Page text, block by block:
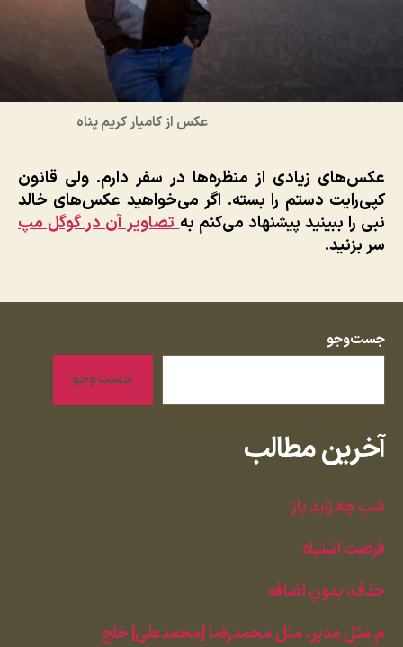
عکس از کامیار کریم پناه
عکس‌های زیادی از منظره‌ها در سفر دارم. ولی قانون
کپی‌رایت دستم را بسته. اگر می‌خواهید عکس‌های خالد
نبی را ببینید پیشنهاد می‌کنم بهتصاویر آن در گوگل مپ
سر بزنید.
جست‌وجو
جست‌وجو
آخرین مطالب
شب چه زاید باز
فرصت اشتباه
حذف، بدونِ اضافه
م مثل مدیر، مثل محمدرضا [محمدعلی] خلج